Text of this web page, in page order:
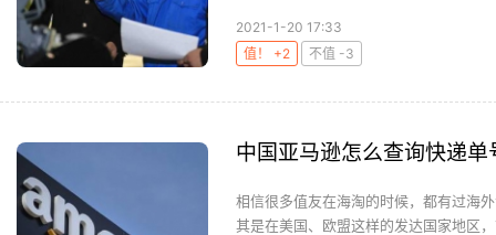
2021-1-20 17:33
值！ +2
不值 -3
中国亚马逊怎么查询快递单
相信很多值友在海淘的时候，都有过海
其是在美国、欧盟这样的发达国家地区